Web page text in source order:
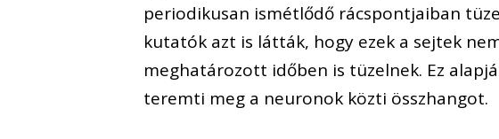
periodikusan ismétlődő rácspontjaiban
kutatók azt is látták, hogy ezek a sejtek
meghatározott időben is tüzelnek. Ez
teremti meg a neuronok közti összhangot.